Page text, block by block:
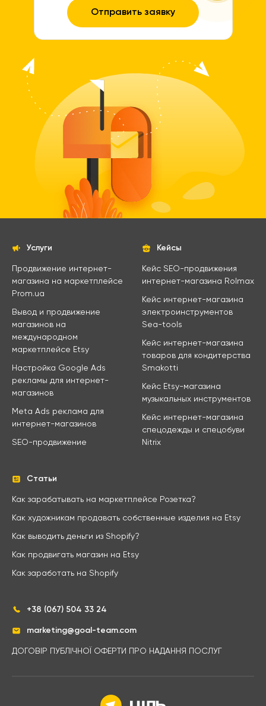
Услуги
Продвижение интернет-
магазина на маркетплейсе
Prom.ua
Вывод и продвижение
магазинов на
международном
маркетплейсе Etsy
Настройка Google Ads
рекламы для интернет-
магазинов
Meta Ads реклама для
интернет-магазинов
SEO-продвижение
Кейсы
Кейс SEO-продвижения
интернет-магазина Rolmax
Кейс интернет-магазина
электроинструментов
Sea-tools
Кейс интернет-магазина
товаров для кондитерства
Smakotti
Кейс Etsy-магазина
музыкальных инструментов
Кейс интернет-магазина
спецодежды и спецобуви
Nitrix
Статьи
Как зарабатывать на маркетплейсе Розетка?
Как художникам продавать собственные изделия на Etsy
Как выводить деньги из Shopify?
Как продвигать магазин на Etsy
Как заработать на Shopify
+38 (067) 504 33 24
marketing@goal-team.com
ДОГОВІР ПУБЛІЧНОЇ ОФЕРТИ ПРО НАДАННЯ ПОСЛУГ